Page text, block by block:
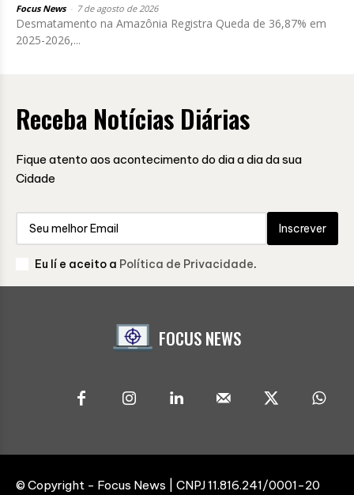
Focus News 7 de agosto de 2026
Desmatamento na Amazônia Registra Queda de 36,87% em
2025-2026,...
Receba Notícias Diárias
Fique atento aos acontecimento do dia a dia da sua
Cidade
Inscrever
Eu lí e aceito a Política de Privacidade.
FOCUS NEWS
© Copyright - Focus News | CNPJ 11.816.241/0001-20